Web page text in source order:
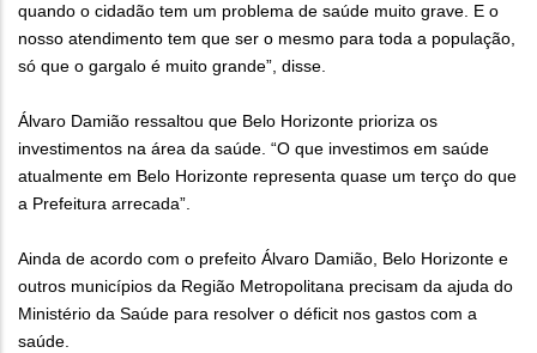
quando o cidadão tem um problema de saúde muito grave. E o
nosso atendimento tem que ser o mesmo para toda a população,
só que o gargalo é muito grande”, disse.
Álvaro Damião ressaltou que Belo Horizonte prioriza os
investimentos na área da saúde. “O que investimos em saúde
atualmente em Belo Horizonte representa quase um terço do que
a Prefeitura arrecada”.
Ainda de acordo com o prefeito Álvaro Damião, Belo Horizonte e
outros municípios da Região Metropolitana precisam da ajuda do
Ministério da Saúde para resolver o déficit nos gastos com a
saúde.